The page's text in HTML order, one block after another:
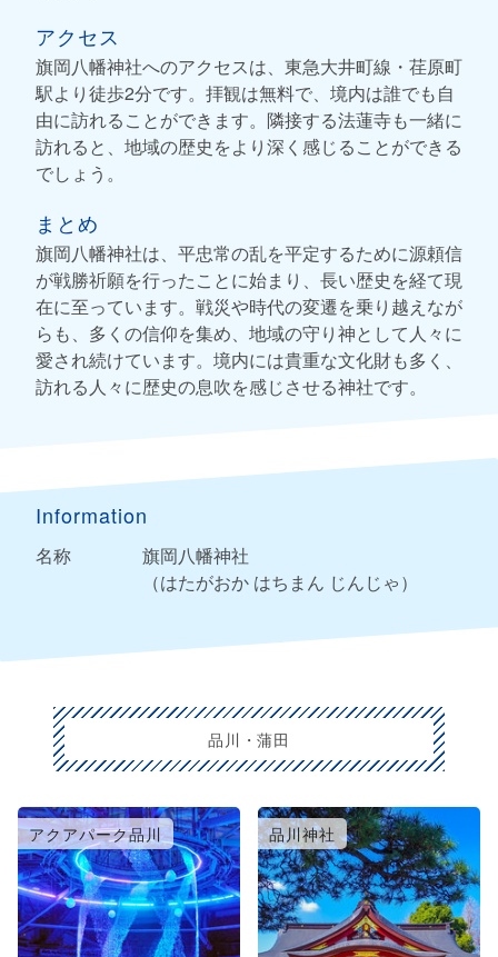
アクセス
旗岡八幡神社へのアクセスは、東急大井町線・荏原町
駅より徒歩2分です。拝観は無料で、境内は誰でも自
由に訪れることができます。隣接する法蓮寺も一緒に
訪れると、地域の歴史をより深く感じることができる
でしょう。
まとめ
旗岡八幡神社は、平忠常の乱を平定するために源頼信
が戦勝祈願を行ったことに始まり、長い歴史を経て現
在に至っています。戦災や時代の変遷を乗り越えなが
らも、多くの信仰を集め、地域の守り神として人々に
愛され続けています。境内には貴重な文化財も多く、
訪れる人々に歴史の息吹を感じさせる神社です。
Information
名称
旗岡八幡神社
（はたがおか はちまん じんじゃ）
品川・蒲田
アクアパーク品川 品川神社